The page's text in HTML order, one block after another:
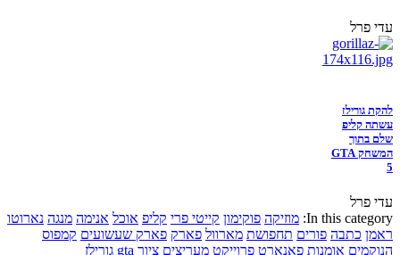
עדי פרל
להקת גורילז
עשתה קליפ
שלם בתוך
המשחק GTA
5
עדי פרל
In this category: מוזיקה פוקימון קייטי פרי קליפ אוכל אנימה מנגה נארוטו
ראמן כתבה פורים תחפושת מארוול פארק פארק שעשועים קמפוס
הנוקמים אומנות פאנארט פרוייקט מעריצים ציור gta גורילז